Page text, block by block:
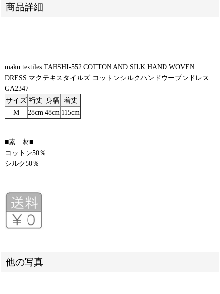
商品詳細
maku textiles TAHSHI-552 COTTON AND SILK HAND WOVEN
DRESS マクテキスタイルズ コットンシルクハンドウーブンドレス
GA2347
サイズ 裄丈 身幅 着丈
M
28cm 48cm 115cm
■素 材■
コットン50％
シルク50％
他の写真